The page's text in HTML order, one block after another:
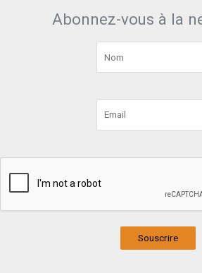
Abonnez-vous à la
Souscrire